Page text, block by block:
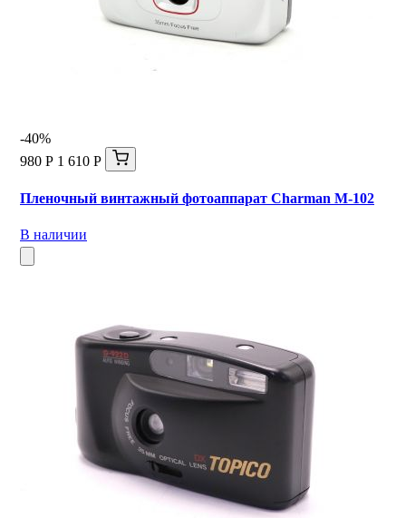
-40%
980 Р 1 610 Р
Пленочный винтажный фотоаппарат Charman M-102
В наличии